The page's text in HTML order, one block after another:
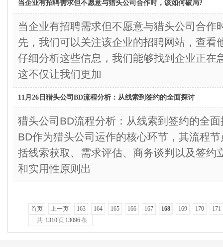
当企业有招聘需求但不愿意与猎头公司合作时，该如何破局?
当企业有招聘需求但不愿意与猎头公司合
先，我们可以关注该企业的招聘网站，查看
仔细分析这些信息，我们能够找到企业正在
这不仅让我们更加
11月26日猎头公司BD流程分析：从线索到签约的全面探讨
猎头公司BD流程分析：从线索到签约的
BD作为猎头公司运作的核心环节，其流程
括线索获取、需求评估、商务谈判以及签约
和实用性原则出
首页 上一页 163 164 165 166 167 168 169 170
171
共 1310页 13096条